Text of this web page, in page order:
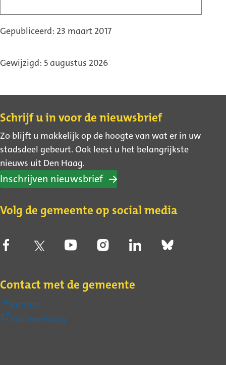
Gepubliceerd: 23 maart 2017
Gewijzigd: 5 augustus 2026
Contact
Schrijf u in voor de nieuwsbrief
Zo blijft u makkelijk op de hoogte van wat er in uw
stadsdeel gebeurt. Ook leest u het belangrijkste
nieuws uit Den Haag.
Inschrijven nieuwsbrief
Volg de gemeente op social media
Contact met de gemeente
Contact
Stel een vraag